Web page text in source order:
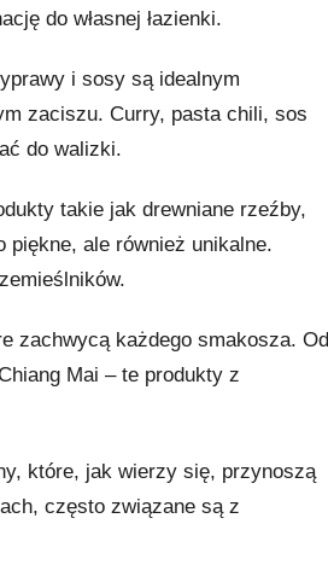
do własnej łazienki.
i sosy są idealnym
zaciszu. Curry, pasta chili, sos
do walizki.
takie jak drewniane rzeźby,
ale również unikalne.
zachwycą każdego smakosza. Od
Mai – te produkty z
które, jak wierzy się, przynoszą
często związane są z